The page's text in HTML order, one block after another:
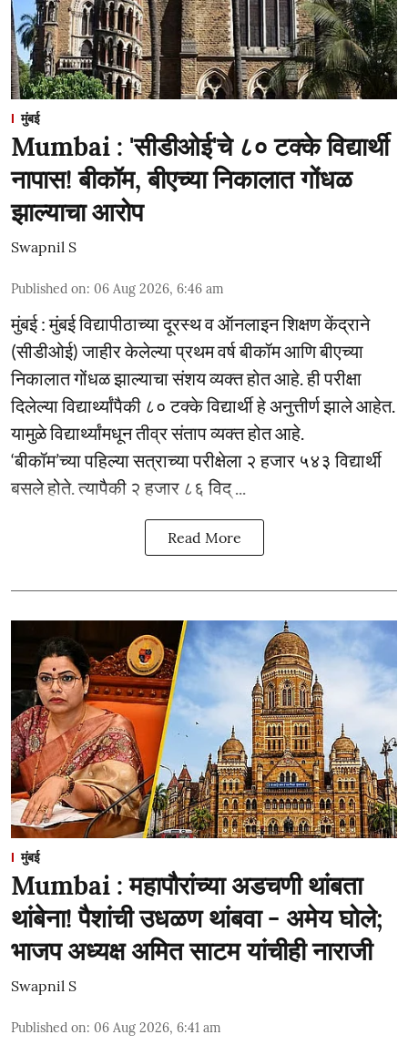
मुंबई
Mumbai : 'सीडीओई'चे ८० टक्के विद्यार्थी
नापास! बीकॉम, बीएच्या निकालात गोंधळ
झाल्याचा आरोप
Swapnil S
Published on: 06 Aug 2026, 6:46 am
मुंबई : मुंबई विद्यापीठाच्या दूरस्थ व ऑनलाइन शिक्षण केंद्राने
(सीडीओई) जाहीर केलेल्या प्रथम वर्ष बीकॉम आणि बीएच्या
निकालात गोंधळ झाल्याचा संशय व्यक्त होत आहे. ही परीक्षा
दिलेल्या विद्यार्थ्यांपैकी ८० टक्के विद्यार्थी हे अनुत्तीर्ण झाले आहेत.
यामुळे विद्यार्थ्यांमधून तीव्र संताप व्यक्त होत आहे.
‘बीकॉम’च्या पहिल्या सत्राच्या परीक्षेला २ हजार ५४३ विद्यार्थी
बसले होते. त्यापैकी २ हजार ८६ विद् ...
Read More
मुंबई
Mumbai : महापौरांच्या अडचणी थांबता
थांबेना! पैशांची उधळण थांबवा - अमेय घोले;
भाजप अध्यक्ष अमित साटम यांचीही नाराजी
Swapnil S
Published on: 06 Aug 2026, 6:41 am